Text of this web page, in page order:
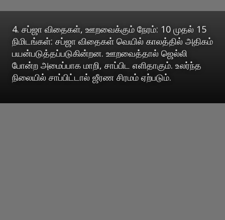
4. சப்ஜா விதைகள், ஊறவைக்கும் நேரம்: 10 முதல் 15
நிமிடங்கள்: சப்ஜா விதைகள் வெயில் காலத்தில் அதிகம்
பயன்படுத்தப்படுகின்றன. ஊறவைத்தால் ஜெல்லி
போன்ற அமைப்பாக மாறி, சாப்பிட எளிதாகும். உலர்ந்த
நிலையில் சாப்பிட்டால் ஜீரண சிரமம் ஏற்படும்.